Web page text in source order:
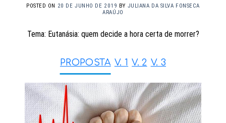
POSTED ON 20 DE JUNHO DE 2019 BY JULIANA DA SILVA FONSECA
ARAÚJO
Tema: Eutanásia: quem decide a hora certa de morrer?
PROPOSTA V. 1 V. 2 V. 3